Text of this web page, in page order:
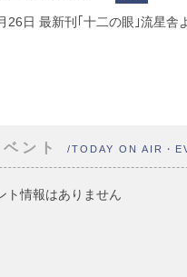
26日 最新刊｢十二の眼｣流星舎
ント /TODAY ON AIR・
ト情報はありません